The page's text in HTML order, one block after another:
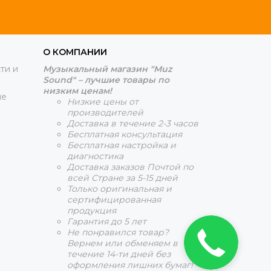
и
О КОМПАНИИ
Музыкальный магазин "Muz
Sound" – лучшие товары по
низким ценам!
Низкие цены от
производителей
Доставка в течение 2-3 часов
Бесплатная консультация
Бесплатная настройка и
диагностика
Доставка заказов Почтой по
всей Стране за 5-15 дней
Только оригинальная и
сертифицированная
продукция
Гарантия до 5 лет
Не понравился товар?
Вернем или обменяем в
течение 14-ти дней без
оформления лишних бумаг!